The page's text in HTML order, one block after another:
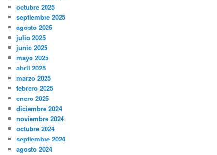
octubre 2025
septiembre 2025
agosto 2025
julio 2025
junio 2025
mayo 2025
abril 2025
marzo 2025
febrero 2025
enero 2025
diciembre 2024
noviembre 2024
octubre 2024
septiembre 2024
agosto 2024